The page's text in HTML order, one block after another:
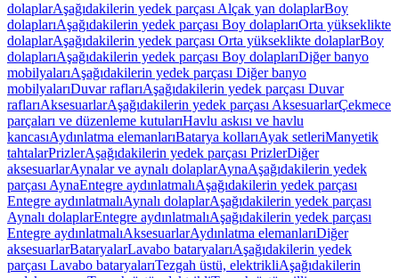
dolaplarAşağıdakilerin yedek parçası Alçak yan dolaplarBoy
dolaplarıAşağıdakilerin yedek parçası Boy dolaplarıOrta yükseklikte
dolaplarAşağıdakilerin yedek parçası Orta yükseklikte dolaplarBoy
dolaplarıAşağıdakilerin yedek parçası Boy dolaplarıDiğer banyo
mobilyalarıAşağıdakilerin yedek parçası Diğer banyo
mobilyalarıDuvar raflarıAşağıdakilerin yedek parçası Duvar
raflarıAksesuarlarAşağıdakilerin yedek parçası AksesuarlarÇekmece
parçaları ve düzenleme kutularıHavlu askısı ve havlu
kancasıAydınlatma elemanlarıBatarya kollarıAyak setleriManyetik
tahtalarPrizlerAşağıdakilerin yedek parçası PrizlerDiğer
aksesuarlarAynalar ve aynalı dolaplarAynaAşağıdakilerin yedek
parçası AynaEntegre aydınlatmalıAşağıdakilerin yedek parçası
Entegre aydınlatmalıAynalı dolaplarAşağıdakilerin yedek parçası
Aynalı dolaplarEntegre aydınlatmalıAşağıdakilerin yedek parçası
Entegre aydınlatmalıAksesuarlarAydınlatma elemanlarıDiğer
aksesuarlarBataryalarLavabo bataryalarıAşağıdakilerin yedek
parçası Lavabo bataryalarıTezgah üstü, elektrikliAşağıdakilerin